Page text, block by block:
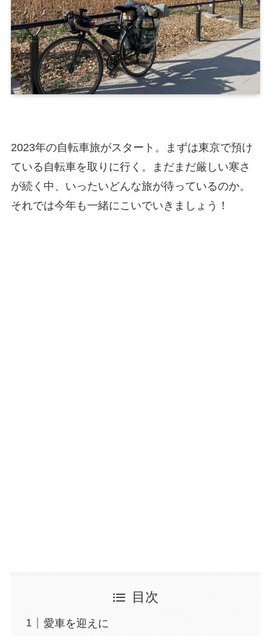
2023年の自転車旅がスタート。まずは東京で預け
ている自転車を取りに行く。まだまだ厳しい寒さ
が続く中、いったいどんな旅が待っているのか。
それでは今年も一緒にこいでいきましょう！
目次
愛車を迎えに